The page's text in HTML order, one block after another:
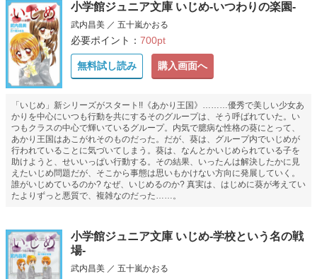
小学館ジュニア文庫 いじめ-いつわりの楽園-
武内昌美 ／ 五十嵐かおる
必要ポイント： 700pt
無料試し読み 購入画面へ
「いじめ」新シリーズがスタート!!《あかり王国》………優秀で美しい少女あ
かりを中心にいつも行動を共にするそのグループは、そう呼ばれていた。い
つもクラスの中心で輝いているグループ。内気で臆病な性格の葵にとって、
あかり王国はあこがれそのものだった。だが、葵は、グループ内でいじめが
行われていることに気づいてしまう。葵は、なんとかいじめられている子を
助けようと、せいいっぱい行動する。その結果、いったんは解決したかに見
えたいじめ問題だが、そこから事態は思いもかけない方向に発展していく。
誰がいじめているのか? なぜ、いじめるのか? 真実は、はじめに葵が考えてい
たよりずっと悪質で、複雑なのだった……。
小学館ジュニア文庫 いじめ-学校という名の戦
場-
武内昌美 ／ 五十嵐かおる